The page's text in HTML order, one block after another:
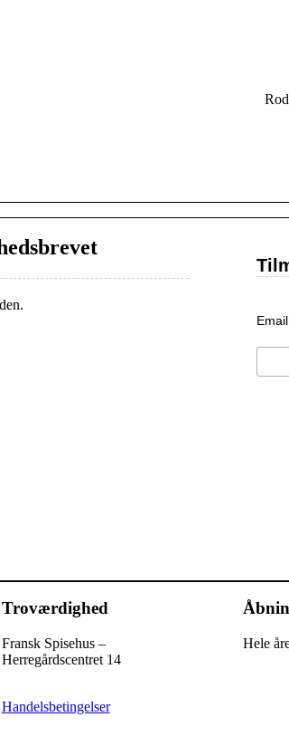
Troværdighed
Fransk Spisehus –
Herregårdscentret 14
Handelsbetingelser
Hele